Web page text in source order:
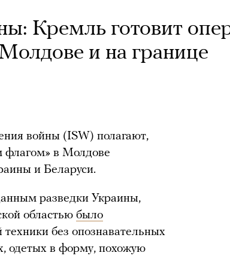
Кремль готовит
и на границе
войны (ISW) полагают,
флагом» в Молдове
и Беларуси.
разведки Украины,
областью было
без опознавательных
одетых в форму, похожую